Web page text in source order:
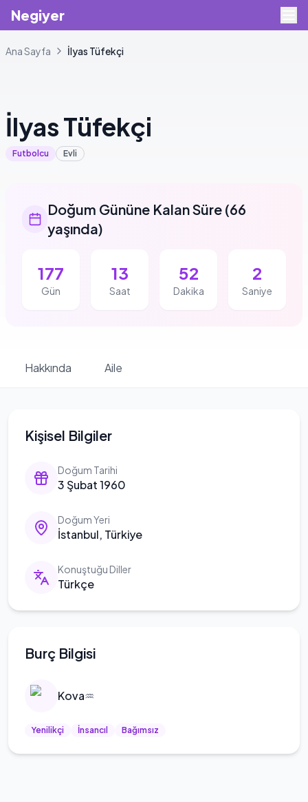
Negiyer
Ana Sayfa İlyas Tüfekçi
İlyasTüfekçi
Futbolcu Evli
Doğum Gününe Kalan Süre (66
yaşında)
177
Gün
13
Saat
52
Dakika
1
Saniye
Hakkında Aile
Kişisel Bilgiler
Doğum Tarihi
3 Şubat 1960
Doğum Yeri
İstanbul, Türkiye
Konuştuğu Diller
Türkçe
Burç Bilgisi
Kova♒
Yenilikçi İnsancıl Bağımsız